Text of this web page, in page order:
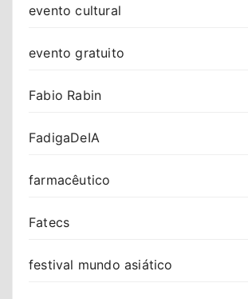
evento cultural
evento gratuito
Fabio Rabin
FadigaDeIA
farmacêutico
Fatecs
festival mundo asiático